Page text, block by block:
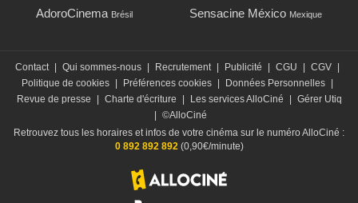
AdoroCinema Brésil Sensacine México Mexique
Contact | Qui sommes-nous | Recrutement | Publicité | CGU | CGV |
Politique de cookies | Préférences cookies | Données Personnelles |
Revue de presse
| Charte d'écriture | Les services AlloCiné | Gérer Utiq
| ©AlloCiné
Retrouvez tous les horaires et infos de votre cinéma sur le numéro AlloCiné :
0 892 892 892 (0,90€/minute)